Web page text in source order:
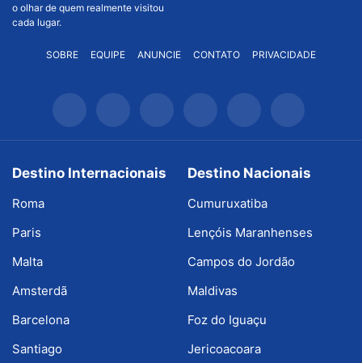
o olhar de quem realmente visitou
cada lugar.
SOBRE EQUIPE ANUNCIE CONTATO PRIVACIDADE
Destino Internacionais
Roma
Paris
Malta
Amsterdã
Barcelona
Santiago
Destino Nacionais
Cumuruxatiba
Lençóis Maranhenses
Campos do Jordão
Maldivas
Foz do Iguaçu
Jericoacoara